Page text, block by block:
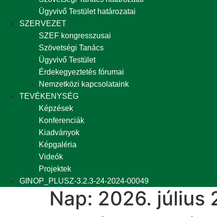
Ügyvivő Testület határozatai
SZERVEZET
SZEF kongresszusai
Szövetségi Tanács
Ügyvivő Testület
Érdekegyeztetés fórumai
Nemzetközi kapcsolataink
TEVÉKENYSÉG
Képzések
Konferenciák
Kiadványok
Képgaléria
Videók
Projektek
GINOP_PLUSZ-3.2.3-24-2024-00049
Nap: 2026. július